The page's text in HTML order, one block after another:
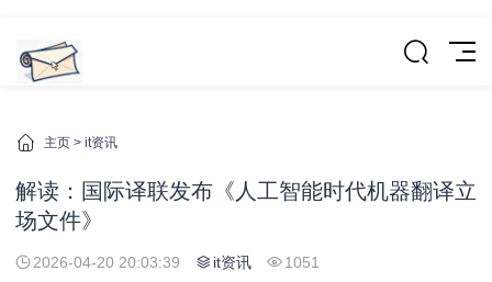
主页 > it资讯
解读：国际译联发布《人工智能时代机器翻译立
场文件》
2026-04-20 20:03:39 it资讯 1051